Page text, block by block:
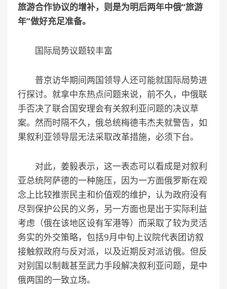
旅游合作协议的增补，则是为明后两年中俄“旅游
年”做好充足准备。
国际局势议题较丰富
普京访华期间两国领导人还可能就国际局势进
行探讨。就拿中东热点问题来说，前不久，中俄联
手否决了联合国安理会有关叙利亚问题的决议草
案。然而时隔不久，俄总统梅德韦杰夫就警告，如
果叙利亚领导层无法采取改革措施，必须下台。
对此，姜毅表示，这一表态可以看成是对叙利
亚总统阿萨德的一种施压，因为一方面俄罗斯在观
念上比较推崇民主和价值观的维护，认为政府没有
尽到保护公民的义务，另一方面也是出于实际利益
考虑（俄在该地区设有军港等）而采取了较为灵活
务实的外交策略，包括9月中旬上议院代表团访叙
接触叙政府与反对派，以及近期反对派访俄。但反
对别国以制裁甚至武力手段解决叙利亚问题，是中
俄两国的一致立场。